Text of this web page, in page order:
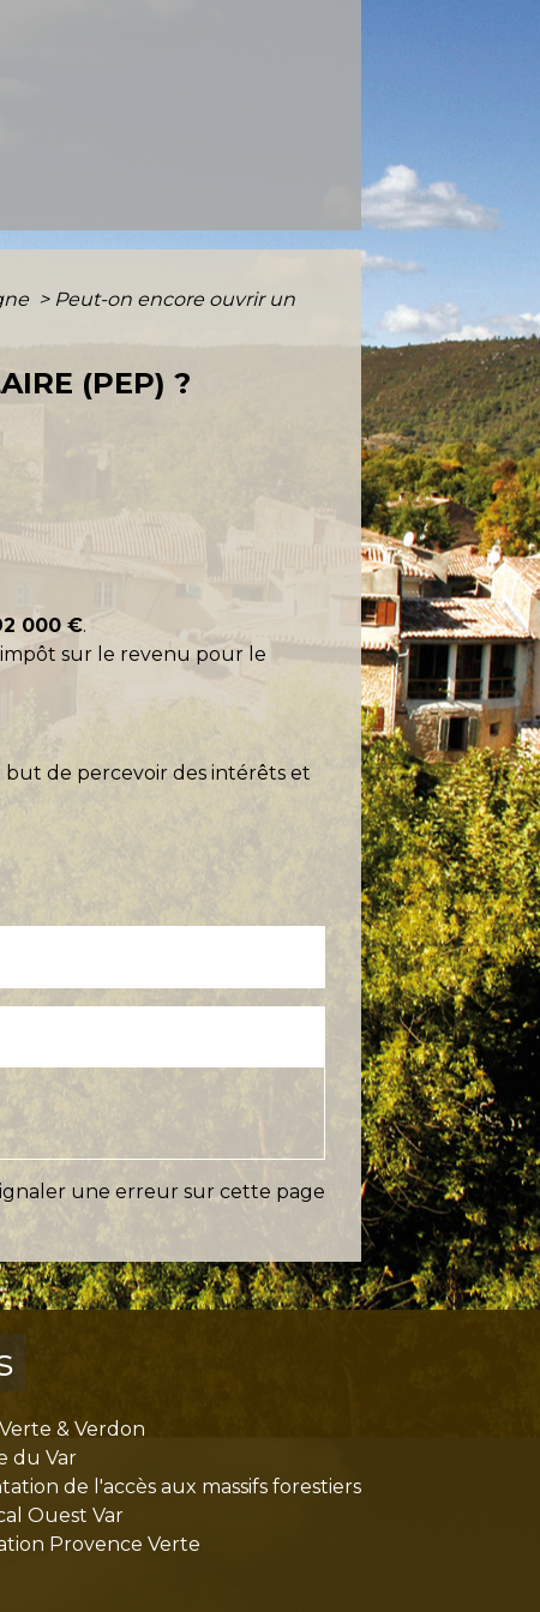
> Peut-on encore ouvrir un
(PEP) ?
000 €.
sur le revenu pour le
de percevoir des intérêts et
une erreur sur cette page
& Verdon
du Var
de l'accès aux massifs forestiers
Ouest Var
Provence Verte